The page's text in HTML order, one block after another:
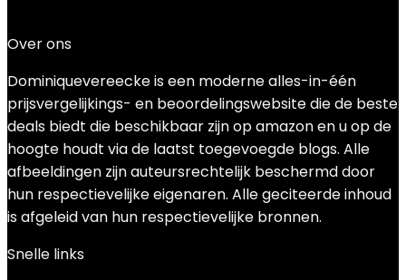
Over ons
Dominiquevereecke is een moderne alles-in-één
prijsvergelijkings- en beoordelingswebsite die de beste
deals biedt die beschikbaar zijn op amazon en u op de
hoogte houdt via de laatst toegevoegde blogs. Alle
afbeeldingen zijn auteursrechtelijk beschermd door
hun respectievelijke eigenaren. Alle geciteerde inhoud
is afgeleid van hun respectievelijke bronnen.
Snelle links